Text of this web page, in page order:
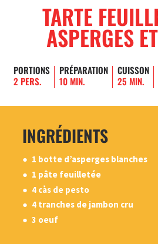
TARTE
ASPERGES
PORTIONS
2 PERS.
PRÉPARATION
10 MIN.
CUISSON
25 MIN.
INGRÉDIENTS
1 botte d’asperges blanches
1 pâte feuilletée
4 càs de pesto
4 tranches de jambon cru
3 oeuf